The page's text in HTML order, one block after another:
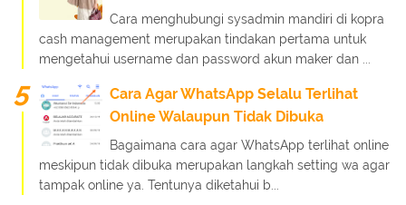
Cara menghubungi sysadmin mandiri di kopra
cash management merupakan tindakan pertama untuk
mengetahui username dan password akun maker dan ...
Cara Agar WhatsApp Selalu Terlihat
Online Walaupun Tidak Dibuka
Bagaimana cara agar WhatsApp terlihat online
meskipun tidak dibuka merupakan langkah setting wa agar
tampak online ya. Tentunya diketahui b...